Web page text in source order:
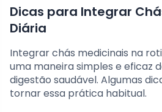
Dicas para Integrar
Diária
Integrar chás medicinais na
uma maneira simples e eficaz
digestão saudável. Algumas
tornar essa prática habitual.